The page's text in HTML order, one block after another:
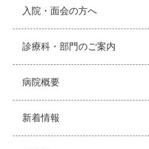
入院・面会の方へ
診療科・部門のご案内
病院概要
新着情報